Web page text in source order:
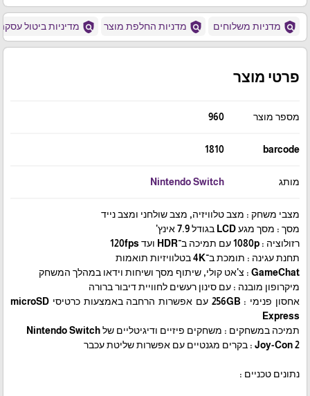
policy מדניות משלוחים policy מדניות החלפת מוצר policy מדיניות ביטול
פרטי מוצר
מספר מוצר 960
barcode
1810
מותג Nintendo Switch
מצבי משחק : מצב טלוויזיה, מצב שולחני ומצב נייד
מסך : מסך מגע LCD בגודל ‎7.9‎ אינץ'
רזולוציה : ‎1080p‎ עם תמיכה ב־HDR ועד ‎120fps‎
תחנת עגינה : תומכת ב־4K בטלוויזיות תואמות
GameChat : צ'אט קולי, שיתוף מסך ושיחות וידאו במהלך המשחק
מיקרופון מובנה : עם סינון רעשים לחוויית דיבור ברורה
אחסון פנימי : ‎256GB‎ עם אפשרות הרחבה באמצעות כרטיסי microSD
Express
תמיכה במשחקים : משחקים פיזיים ודיגיטליים של Nintendo Switch
Joy-Con 2 : בקרים מגנטיים עם אפשרות שליטת עכבר
נתונים טכניים :